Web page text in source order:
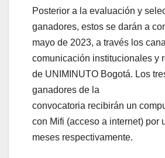
Posterior a la evaluación y
ganadores, estos se darán a
mayo de 2023, a través los
comunicación institucionales y
de UNIMINUTO Bogotá. Los
ganadores de la
convocatoria recibirán un
con Mifi (acceso a internet) por
meses respectivamente.